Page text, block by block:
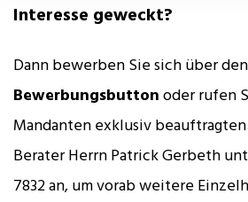
Interesse geweckt?
Dann bewerben Sie sich über
Bewerbungsbuttonoder rufen
Mandanten exklusiv
Berater Herrn Patrick Gerbeth
7832 an, um vorab weitere